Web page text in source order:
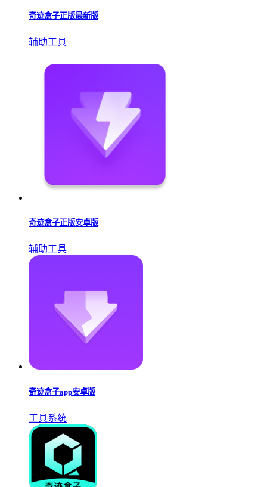
奇迹盒子正版最新版
辅助工具
奇迹盒子正版安卓版
辅助工具
奇迹盒子app安卓版
工具系统